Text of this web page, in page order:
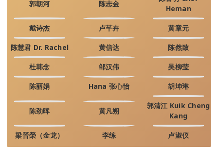
郭朝河 陈志金
Heman
戴诗杰 卢芊卉 黄章元
陈慧君 Dr. Rachel 黄信达 陈然致
杜韩念 邹汉伟 吴柳莹
陈丽娟 Hana 张心怡 胡坤琳
陈劲晖 黄凡朔
郭清江 Kuik Cheng
Kang
梁晉榮（金龙） 李练 卢淑仪